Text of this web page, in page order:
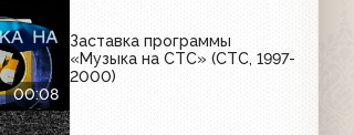
00:08
Заставка программы
«Музыка на СТС» (СТС, 1997-
2000)